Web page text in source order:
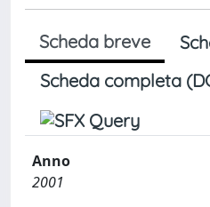
Scheda breve
Scheda completa
Anno
2001